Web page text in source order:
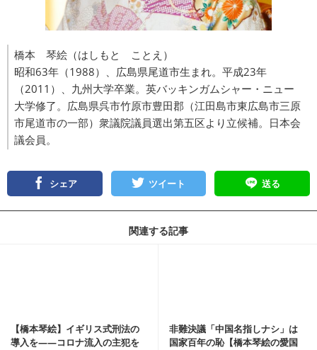
橋本 琴絵（はしもと ことえ）
昭和63年（1988）、広島県尾道市生まれ。平成23年
（2011）、九州大学卒業。英バッキンガムシャー・ニュー
大学修了。広島県呉市竹原市豊田郡（江田島市東広島市三原
市尾道市の一部）衆議院議員選出第五区より立候補。日本会
議会員。
シェア ツイート 送る
関連する記事
【橋本琴絵】イギリス式刑法の
導入を――コロナ流入の主犯を
非難決議「中国名指しナシ」は
国家百年の恥【橋本琴絵の愛国